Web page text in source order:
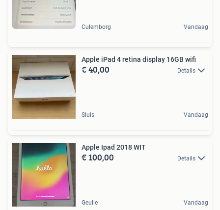
Culemborg Vandaag
Apple iPad 4 retina display 16GB wifi
€ 40,00 Details
Sluis Vandaag
Apple Ipad 2018 WIT
€ 100,00 Details
Geulle Vandaag